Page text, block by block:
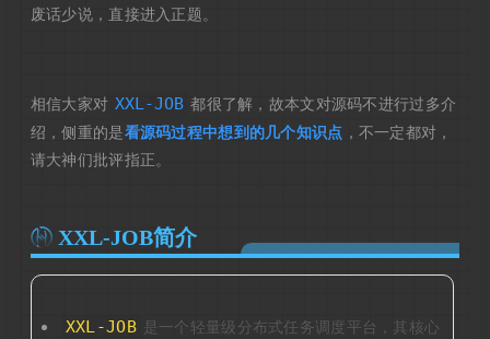
废话少说，直接进入正题。
相信大家对 XXL-JOB 都很了解，故本文对源码不进行过多介
绍，侧重的是看源码过程中想到的几个知识点 ，不一定都对，
请大神们批评指正。
XXL-JOB简介
XXL-JOB 是一个轻量级分布式任务调度平台，其核心